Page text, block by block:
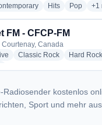
radio stations
Hitsradio stations
Popradio+1
FM - CFCP-FM
Courtenay, Canada
radio stations
Classic Rockradio stations
Hard Rock
Radiosender kostenlos
Sport und mehr